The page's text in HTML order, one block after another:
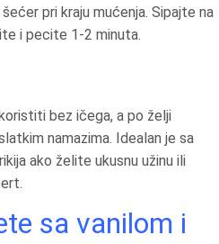
pri kraju mućenja. Sipajte na
i pecite 1-2 minuta.
bez ičega, a po želji
namazima. Idealan je sa
ako želite ukusnu užinu ili
sa vanilom i